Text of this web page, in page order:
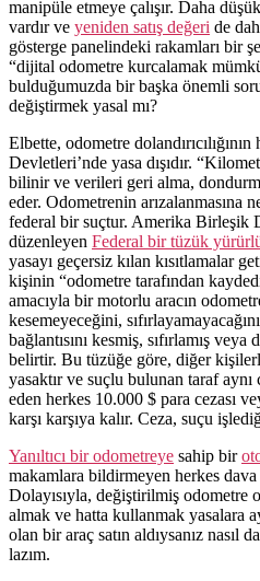
manipüle etmeye çalışır. Daha
vardır ve yeniden satış değeri de
gösterge panelindeki rakamları bir
“dijital odometre kurcalamak
bulduğumuzda bir başka önemli
değiştirmek yasal mı?
Elbette, odometre
Devletleri’nde yasa dışıdır.
bilinir ve verileri geri alma,
eder. Odometrenin arızalanmasına
federal bir suçtur. Amerika Birleşik
düzenleyen Federal bir tüzük
yasayı geçersiz kılan kısıtlamalar
kişinin “odometre tarafından
amacıyla bir motorlu aracın
kesemeyeceğini,
bağlantısını kesmiş, sıfırlamış
belirtir. Bu tüzüğe göre, diğer
yasaktır ve suçlu bulunan taraf aynı
eden herkes 10.000 $ para cezası
karşı karşıya kalır. Ceza, suçu
Yanıltıcı bir odometreye sahip bir
makamlara bildirmeyen herkes dava
Dolayısıyla, değiştirilmiş odometre
almak ve hatta kullanmak yasalara
olan bir araç satın aldıysanız nasıl
lazım.